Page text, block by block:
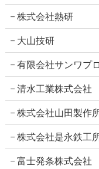
株式会社熱研
大山技研
有限会社サンワプ
清水工業株式会社
株式会社山田製作
株式会社是永鉄工
富士発条株式会社